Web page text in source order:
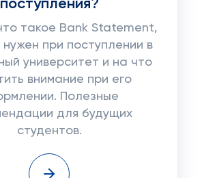
поступления?
такое Bank Statement,
при поступлении в
университет и на что
внимание при его
Полезные
для будущих
студентов.